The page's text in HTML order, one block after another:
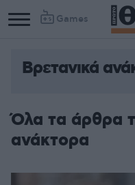
Games
Βρετανικά
Όλα τα άρθρα
ανάκτορα